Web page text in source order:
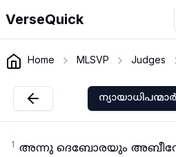
VerseQuick
Home MLSVP Judges
ന്യായാധിപന്മാർ
1 അന്നു ദെബോരയും